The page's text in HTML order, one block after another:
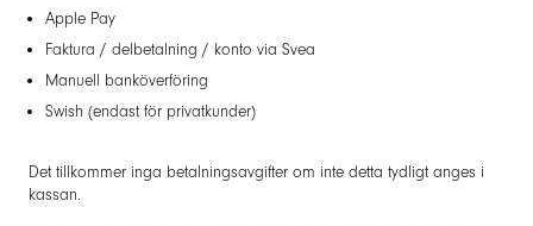
Apple Pay
Faktura / delbetalning / konto via Svea
Manuell banköverföring
Swish (endast för privatkunder)
Det tillkommer inga betalningsavgifter om inte detta tydligt anges i
kassan.